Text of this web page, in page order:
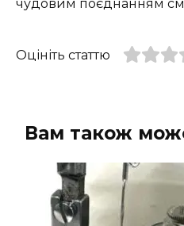
чудовим поєднанням
Оцініть статтю
Вам також